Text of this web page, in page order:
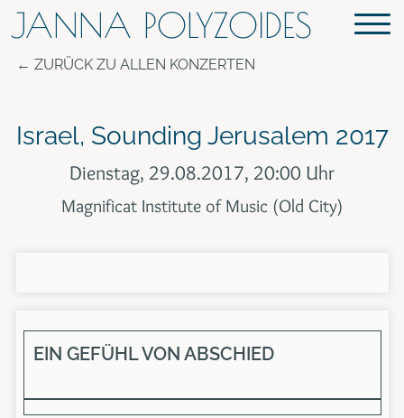
JANNA POLYZOIDES
ZURÜCK ZU ALLEN KONZERTEN
Israel, Sounding Jerusalem 2017
Dienstag, 29.08.2017, 20:00 Uhr
Magnificat Institute of Music (Old City)
EIN GEFÜHL VON ABSCHIED